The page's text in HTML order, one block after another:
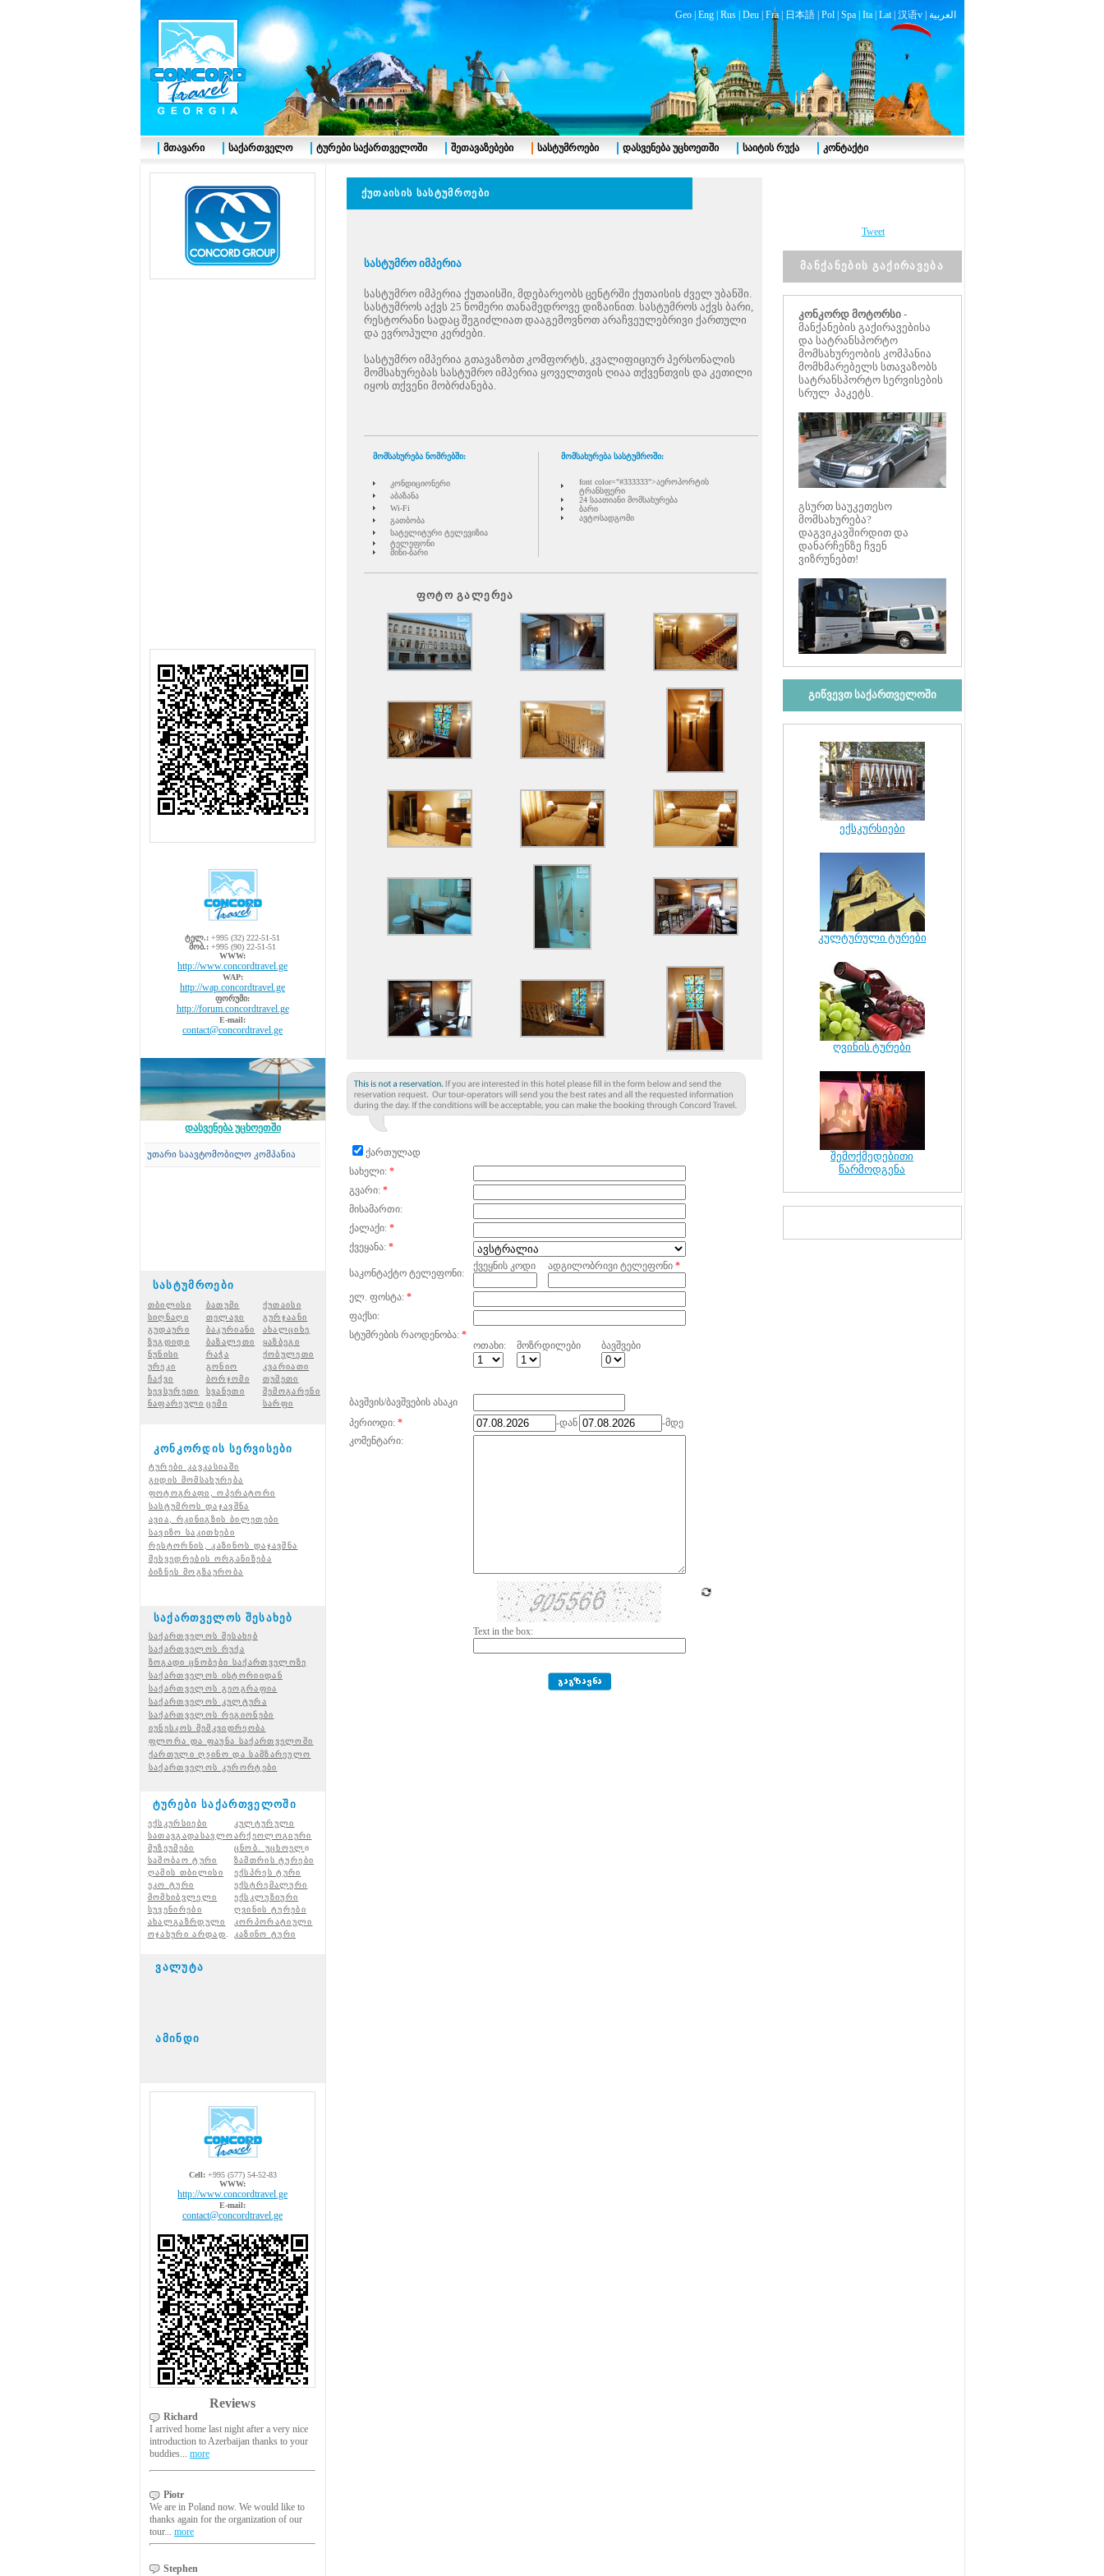
Geo| Eng| Rus| Deu| Fra| 日本語| Pol| Spa| Ita| Lat| 汉语v | العربية
ტელ.: +995 (32) 222-51-51
მობ.: +995 (90) 22-51-51
WWW:
http://www.concordtravel.ge
WAP:
http://wap.concordtravel.ge
ფორუმი:
http://forum.concordtravel.ge
E-mail:
contact@concordtravel.ge
დასვენება უცხოეთში
-ის საკუთარი საავტომობილო კომპანია
სასტუმროები
თბილისი ბათუმი
ქუთაისი
სიღნაღი
თელავი
გურჯაანი
გუდაური
ბაკურიანი ახალციხე
ზუგდიდი
ბაზალეთი
ყაზბეგი
ნუნისი
რაჭა
ქობულეთი
ურეკი
გონიო
კვარიათი
ჩაქვი
ბორჯომი
თუშეთი
ხევსურეთი
სვანეთი
შემოგარენი
ნაფარეული ცემი სარფი
კონკორდის სერვისები
ტურები კავკასიაში
გიდის მომსახურება
ფოტოგრაფი, ოპერატორი
სასტუმროს დაჯავშნა
ავია, რკინიგზის ბილეთები
სავიზო საკითხები
რესტორნის, კაზინოს დაჯავშნა
შეხვედრების ორგანიზება
ბიზნეს მოგზაურობა
საქართველოს შესახებ
საქართველოს შესახებ
საქართველოს რუქა
ზოგადი ცნობები საქართველოზე
საქართველოს ისტორიიდან
საქართველოს გეოგრაფია
საქართველოს კულტურა
საქართველოს რეგიონები
იუნესკოს მემკვიდრეობა
ფლორა და ფაუნა საქართველოში
ქართული ღვინო და სამზარეულო
საქართველოს კურორტები
ტურები საქართველოში
ექსკურსიები
კულტურული
სათავგადასავლოარქეოლოგიური
მუზეუმები
ცნობ. უცხოელ ი
საშობაო ტური
ზამთრის ტურები
ღამის თბილისი
ექსპრეს ტური
ეკო ტური
ექსტრემალური
მომხიბვლელი
ექსკლუზიური
სუვენირები
ღვინის ტურები
ახალგაზრდული
კორპორატიული
ოჯახური არდად
კაზინო ტური
ვალუტა
ამინდი
Cell:+995 (577) 54-52-83
WWW:
http://www.concordtravel.ge
E-mail:
contact@concordtravel.ge
Reviews
Richard
I arrived home last night after a very nice
introduction to Azerbaijan thanks to your
buddies... more
Piotr
We are in Poland now. We would like to
thanks again for the organization of our
tour... more
Stephen
ქუთაისის სასტუმროები
სასტუმრო იმპერია
სასტუმრო იმპერია ქუთაისში, მდებარეობს ცენტრში ქუთაისის ძველ უბანში.
სასტუმროს აქვს 25 ნომერი თანამედროვე დიზაინით. სასტუმროს აქვს ბარი,
რესტორანი სადაც შეგიძლიათ დააგემოვნოთ არაჩვეულებრივი ქართული
და ევროპული კერძები.
სასტუმრო იმპერია გთავაზობთ კომფორტს, კვალიფიციურ პერსონალის
მომსახურებას სასტუმრო იმპერია ყოველთვის ღიაა თქვენთვის და კეთილი
იყოს თქვენი მობრძანება.
მომსახურება ნომრებში:
კონდიციონერი
აბაზანა
Wi-Fi
გათბობა
სატელიტური ტელევიზია
ტელეფონი
მინი-ბარი
მომსახურება სასტუმროში:
font color="#333333">აეროპორტის
ტრანსფერი
24 საათიანი მომსახურება
ბარი
ავტოსადგომი
ფოტო გალერეა
ქართულად
სახელი: *
გვარი: *
მისამართი:
ქალაქი: *
ქვეყანა: *
საკონტაქტო ტელეფონი:
ქვეყნის კოდი ადგილობრივი ტელეფონი *
ელ. ფოსტა: *
ფაქსი:
სტუმრების რაოდენობა: *
ოთახი:
მოზრდილები ბავშვები
ბავშვის/ბავშვების ასაკი
პერიოდი: * -დან
-მდე
კომენტარი:
Text in the box:
Tweet
მანქანების გაქირავება
კონკორდ მოტორსი-
მანქანების გაქირავებისა
და სატრანსპორტო
მომსახურეობის კომპანია
მომხმარებელს სთავაზობს
სატრანსპორტო სერვისების
სრულ პაკეტს.
გსურთ საუკეთესო
მომსახურება?
დაგვიკავშირდით და
დანარჩენზე ჩვენ
ვიზრუნებთ!
გიწვევთ საქართველოში
ექსკურსიები
კულტურული ტურები
ღვინის ტურები
შემოქმედებითი
წარმოდგენა
მთავარი საქართველო ტურები საქართველოში შეთავაზებები სასტუმროები დასვენება უცხოეთში საიტის რუქა კონტაქტი